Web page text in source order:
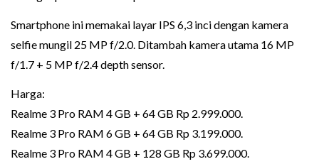
Smartphone ini memakai layar IPS 6,3 inci dengan kamera
selfie mungil 25 MP f/2.0. Ditambah kamera utama 16 MP
f/1.7 + 5 MP f/2.4 depth sensor.
Harga:
Realme 3 Pro RAM 4 GB + 64 GB Rp 2.999.000.
Realme 3 Pro RAM 6 GB + 64 GB Rp 3.199.000.
Realme 3 Pro RAM 4 GB + 128 GB Rp 3.699.000.